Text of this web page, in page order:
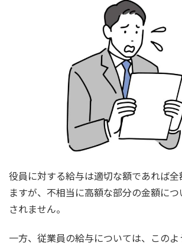
役員に対する給与は適切な額であれば
ますが、不相当に高額な部分の金額に
されません。
一方、従業員の給与については、この